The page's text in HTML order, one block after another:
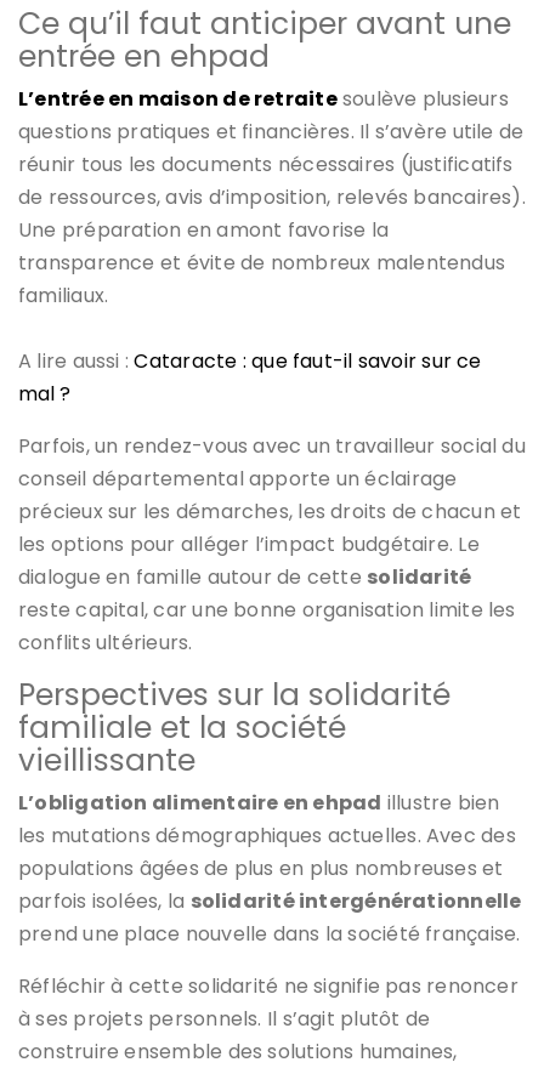
Ce qu’il faut anticiper avant une
entrée en ehpad
L’entrée en maison de retraitesoulève plusieurs
questions pratiques et financières. Il s’avère utile de
réunir tous les documents nécessaires (justificatifs
de ressources, avis d’imposition, relevés bancaires).
Une préparation en amont favorise la
transparence et évite de nombreux malentendus
familiaux.
A lire aussi :Cataracte : que faut-il savoir sur ce
mal ?
Parfois, un rendez-vous avec un travailleur social du
conseil départemental apporte un éclairage
précieux sur les démarches, les droits de chacun et
les options pour alléger l’impact budgétaire. Le
dialogue en famille autour de cette solidarité
reste capital, car une bonne organisation limite les
conflits ultérieurs.
Perspectives sur la solidarité
familiale et la société
vieillissante
L’obligation alimentaire en ehpad illustre bien
les mutations démographiques actuelles. Avec des
populations âgées de plus en plus nombreuses et
parfois isolées, la solidarité intergénérationnelle
prend une place nouvelle dans la société française.
Réfléchir à cette solidarité ne signifie pas renoncer
à ses projets personnels. Il s’agit plutôt de
construire ensemble des solutions humaines,